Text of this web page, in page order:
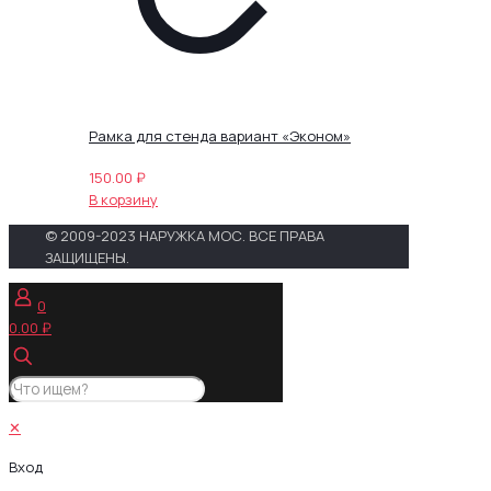
Рамка для стенда вариант «Эконом»
150.00 ₽
В корзину
© 2009-2023 НАРУЖКА МОС. ВСЕ ПРАВА
ЗАЩИЩЕНЫ.
0
0.00 ₽
✕
Вход